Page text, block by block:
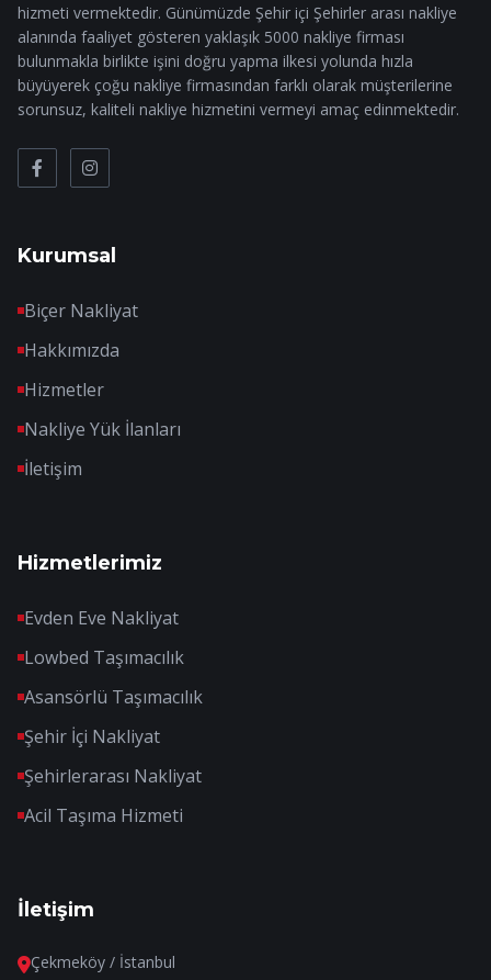
hizmeti vermektedir. Günümüzde Şehir içi Şehirler arası nakliye
alanında faaliyet gösteren yaklaşık 5000 nakliye firması
bulunmakla birlikte işini doğru yapma ilkesi yolunda hızla
büyüyerek çoğu nakliye firmasından farklı olarak müşterilerine
sorunsuz, kaliteli nakliye hizmetini vermeyi amaç edinmektedir.
Kurumsal
Biçer Nakliyat
Hakkımızda
Hizmetler
Nakliye Yük İlanları
İletişim
Hizmetlerimiz
Evden Eve Nakliyat
Lowbed Taşımacılık
Asansörlü Taşımacılık
Şehir İçi Nakliyat
Şehirlerarası Nakliyat
Acil Taşıma Hizmeti
İletişim
Çekmeköy / İstanbul